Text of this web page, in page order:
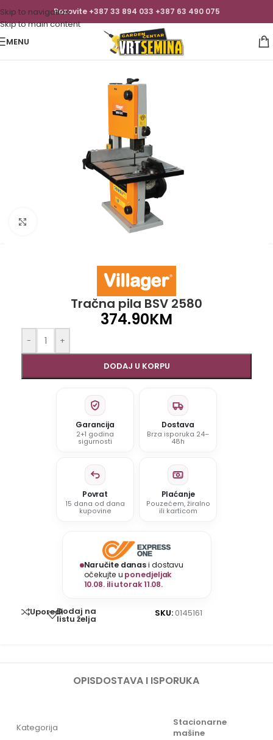
Skip to navigation
Skip to main content
Pozovite +387 33 894 033 +387 63 490 075
MENU
Tračna pila BSV 2580
374.90KM
- +
DODAJ U KORPU
Garancija
2+1 godina
sigurnosti
Dostava
Brza isporuka 24–
48h
Povrat
15 dana od dana
kupovine
Plaćanje
Pouzećem, žiralno
ili karticom
Naručite danasi dostavu
očekujte u ponedjeljak
10.08. ili utorak 11.08.
UporediDodaj na
listu želja
SKU: 0145161
OPISDOSTAVA I ISPORUKA
Kategorija
Stacionarne
mašine